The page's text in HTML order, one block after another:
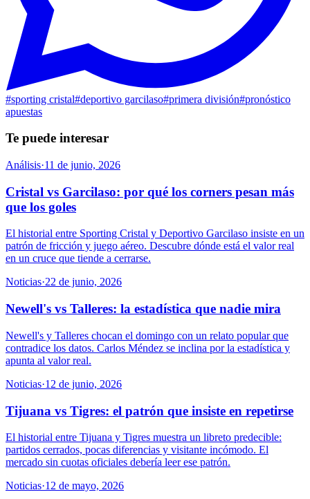
#sporting cristal#deportivo garcilaso#primera división#pronóstico
apuestas
Te puede interesar
Análisis·11 de junio, 2026
Cristal vs Garcilaso: por qué los corners pesan más
que los goles
El historial entre Sporting Cristal y Deportivo Garcilaso insiste en un
patrón de fricción y juego aéreo. Descubre dónde está el valor real
en un cruce que tiende a cerrarse.
Noticias·22 de junio, 2026
Newell's vs Talleres: la estadística que nadie mira
Newell's y Talleres chocan el domingo con un relato popular que
contradice los datos. Carlos Méndez se inclina por la estadística y
apunta al valor real.
Noticias·12 de junio, 2026
Tijuana vs Tigres: el patrón que insiste en repetirse
El historial entre Tijuana y Tigres muestra un libreto predecible:
partidos cerrados, pocas diferencias y visitante incómodo. El
mercado sin cuotas oficiales debería leer ese patrón.
Noticias·12 de mayo, 2026